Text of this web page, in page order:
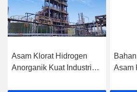
Asam Klorat Hidrogen
Anorganik Kuat Industri
Asam